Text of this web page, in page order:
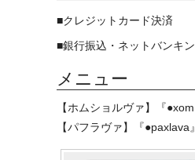
■クレジットカード決済
■銀行振込・ネットバンキ
メニュー
【ホムショルヴァ】『●xom
【パフラヴァ】『●paxlava』